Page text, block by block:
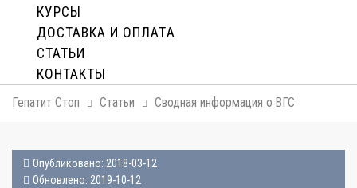
КУРСЫ
ДОСТАВКА И ОПЛАТA
СТАТЬИ
КОНТАКТЫ
Гепатит Стоп Статьи Сводная информация о ВГС
Опубликовано: 2018-03-12
Обновлено: 2019-10-12